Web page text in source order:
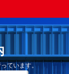
ています。